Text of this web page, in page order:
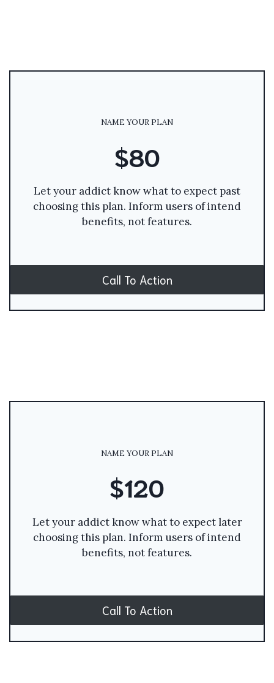
NAME YOUR PLAN
$80
Let your addict know what to expect past
choosing this plan. Inform users of intend
benefits, not features.
Call To Action
NAME YOUR PLAN
$120
Let your addict know what to expect later
choosing this plan. Inform users of intend
benefits, not features.
Call To Action